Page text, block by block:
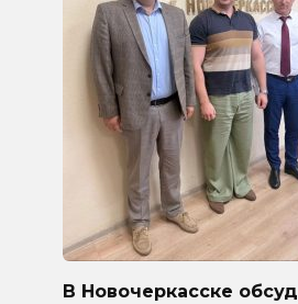
В Новочеркасске